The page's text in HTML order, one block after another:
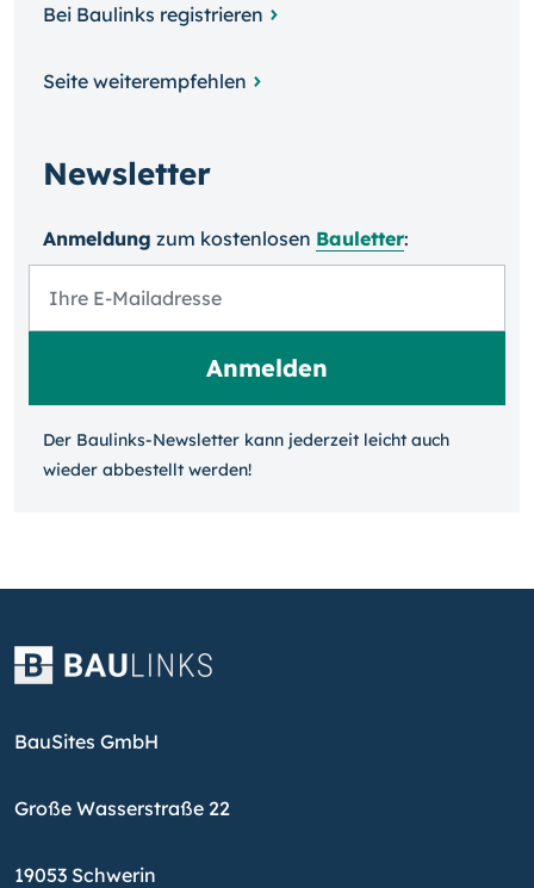
Bei Baulinks registrieren
Seite weiterempfehlen
Newsletter
Anmeldung zum kosten­losen Bauletter:
Der Baulinks-Newsletter kann jeder­zeit leicht auch
wieder ab­bestellt werden!
BauSites GmbH
Große Wasserstraße 22
19053 Schwerin